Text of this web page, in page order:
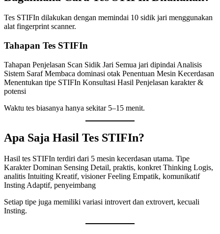
Tes STIFIn dilakukan dengan memindai 10 sidik jari menggunakan
alat fingerprint scanner.
Tahapan Tes STIFIn
Tahapan Penjelasan Scan Sidik Jari Semua jari dipindai Analisis
Sistem Saraf Membaca dominasi otak Penentuan Mesin Kecerdasan
Menentukan tipe STIFIn Konsultasi Hasil Penjelasan karakter &
potensi
Waktu tes biasanya hanya sekitar 5–15 menit.
Apa Saja Hasil Tes STIFIn?
Hasil tes STIFIn terdiri dari 5 mesin kecerdasan utama. Tipe
Karakter Dominan Sensing Detail, praktis, konkret Thinking Logis,
analitis Intuiting Kreatif, visioner Feeling Empatik, komunikatif
Insting Adaptif, penyeimbang
Setiap tipe juga memiliki variasi introvert dan extrovert, kecuali
Insting.